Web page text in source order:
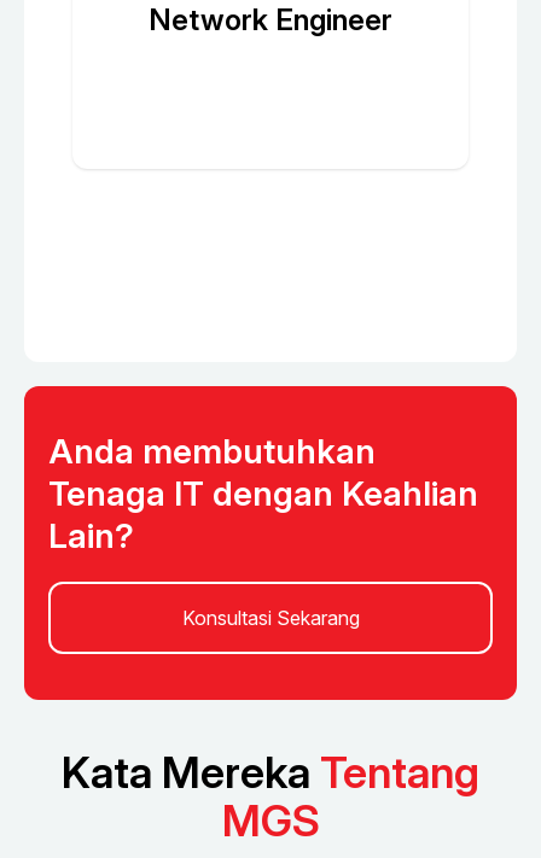
Network Engineer
Anda membutuhkan
Tenaga IT dengan Keahlian
Lain?
Konsultasi Sekarang
Kata Mereka Tentang
MGS